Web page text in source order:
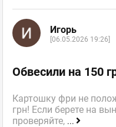
Игорь
[06.05.2026 19:26]
Обвесили на 150
Картошку фри не
грн! Если берете на
проверяйте, ...